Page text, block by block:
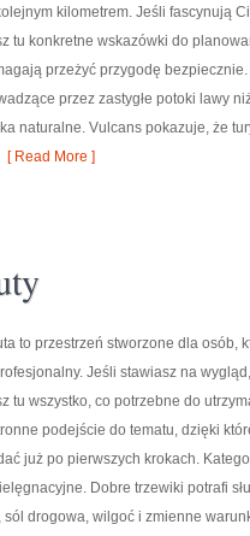
kilometrem. Jeśli fascynują
tu konkretne wskazówki do
przeżyć przygodę
przez zastygłe potoki lawy
naturalne. Vulcans pokazuje, że
[ Read More ]
to przestrzeń stworzone dla osób,
Jeśli stawiasz na
tu wszystko, co potrzebne do
podejście do tematu, dzięki
już po pierwszych krokach.
Dobre trzewiki potrafi
drogowa, wilgoć i zmienne